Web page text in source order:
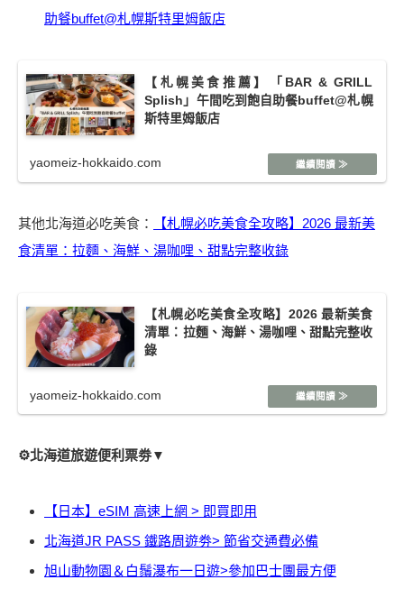
助餐buffet@札幌斯特里姆飯店
【札幌美食推薦】「BAR & GRILL
Splish」午間吃到飽自助餐buffet@札幌
斯特里姆飯店
yaomeiz-hokkaido.com
其他北海道必吃美食：
【札幌必吃美食全攻略】2026 最新美
食清單：拉麵、海鮮、湯咖哩、甜點完整收錄
【札幌必吃美食全攻略】2026 最新美食
清單：拉麵、海鮮、湯咖哩、甜點完整收
錄
yaomeiz-hokkaido.com
⚙️北海道旅遊便利票劵▼
【日本】eSIM 高速上網 > 即買即用
北海道JR PASS 鐵路周遊劵> 節省交通費必備
旭山動物園＆白鬚瀑布一日遊>參加巴士團最方便